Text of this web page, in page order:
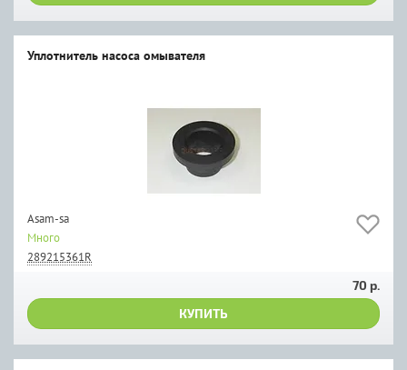
Уплотнитель насоса омывателя
Asam-sa
Много
289215361R
70 р.
КУПИТЬ